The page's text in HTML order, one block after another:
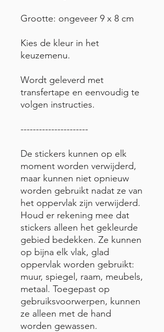
Grootte: ongeveer 9 x 8 cm
Kies de kleur in het
keuzemenu.
Wordt geleverd met
transfertape en eenvoudig te
volgen instructies.
----------------------
De stickers kunnen op elk
moment worden verwijderd,
maar kunnen niet opnieuw
worden gebruikt nadat ze van
het oppervlak zijn verwijderd.
Houd er rekening mee dat
stickers alleen het gekleurde
gebied bedekken. Ze kunnen
op bijna elk vlak, glad
oppervlak worden gebruikt:
muur, spiegel, raam, meubels,
metaal. Toegepast op
gebruiksvoorwerpen, kunnen
ze alleen met de hand
worden gewassen.